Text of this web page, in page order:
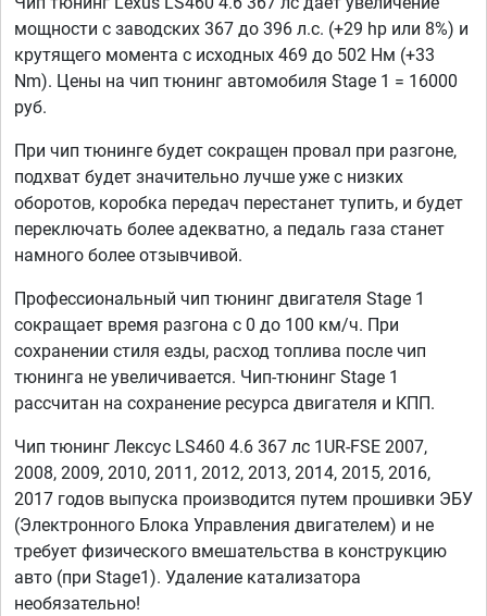
мощности с заводских 367 до 396 л.с. (+29 hp или 8%) и
крутящего момента с исходных 469 до 502 Нм (+33
Nm). Цены на чип тюнинг автомобиля Stage 1 = 16000
руб.
При чип тюнинге будет сокращен провал при разгоне,
подхват будет значительно лучше уже с низких
оборотов, коробка передач перестанет тупить, и будет
переключать более адекватно, а педаль газа станет
намного более отзывчивой.
Профессиональный чип тюнинг двигателя Stage 1
сокращает время разгона с 0 до 100 км/ч. При
сохранении стиля езды, расход топлива после чип
тюнинга не увеличивается. Чип-тюнинг Stage 1
рассчитан на сохранение ресурса двигателя и КПП.
Чип тюнинг Лексус LS460 4.6 367 лс 1UR-FSE 2007,
2008, 2009, 2010, 2011, 2012, 2013, 2014, 2015, 2016,
2017 годов выпуска производится путем прошивки ЭБУ
(Электронного Блока Управления двигателем) и не
требует физического вмешательства в конструкцию
авто (при Stage1). Удаление катализатора
необязательно!